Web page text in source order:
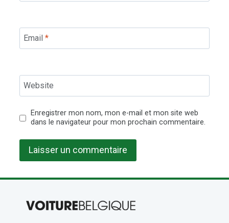
Email *
Website
Enregistrer mon nom, mon e-mail et mon site web
dans le navigateur pour mon prochain commentaire.